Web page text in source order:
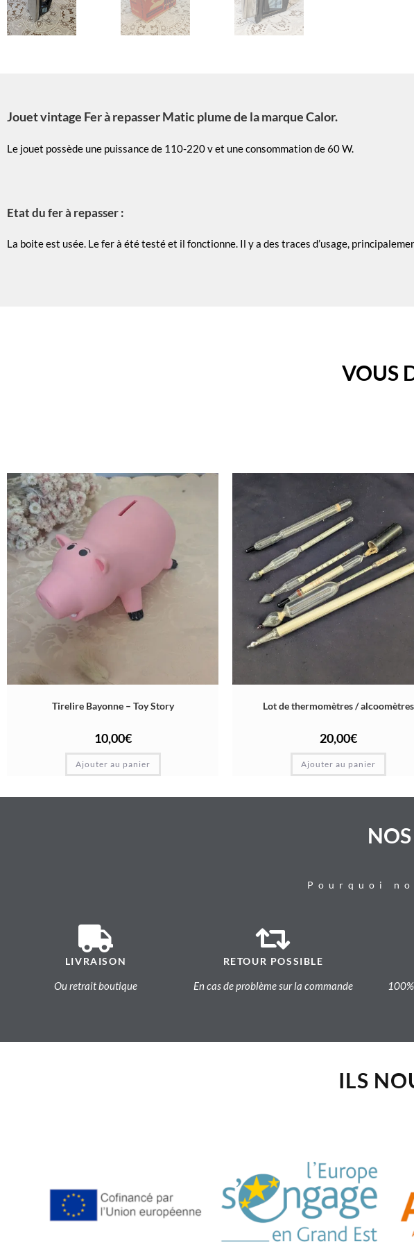
Jouet vintage Fer à repasser Matic plume de la marque Calor.
Le jouet possède une puissance de 110-220 v et une consommation de 60 W.
Etat du fer à repasser :
La boite est usée. Le fer à été testé et il fonctionne. Il y a des traces d’usage,
VOUS
Tirelire Bayonne – Toy Story
10,00€
Ajouter au panier
Lot de thermomètres / alcoomètres
20,00€
Ajouter au panier
Pourquoi
LIVRAISON
Ou retrait boutique
RETOUR POSSIBLE
En cas de problème sur la commande
ILS